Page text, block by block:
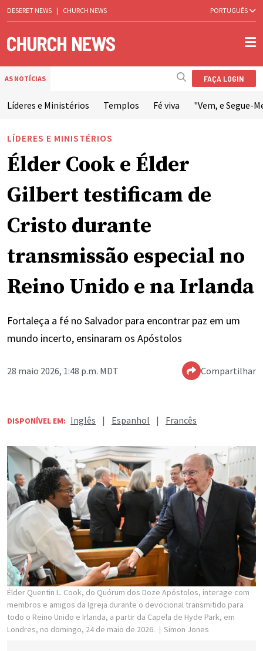
DESERET NEWS | CHURCH NEWS PORTUGUÊS
AS NOTÍCIAS FAÇA LOGIN
Líderes e Ministérios Templos Fé viva "Vem, e Segue-
LÍDERES E MINISTÉRIOS
Élder Cook e Élder
Gilbert testificam de
Cristo durante
transmissão especial no
Reino Unido e na Irlanda
Fortaleça a fé no Salvador para encontrar paz em um
mundo incerto, ensinaram os Apóstolos
28 maio 2026, 1:48 p.m. MDT Compartilhar
DISPONÍVEL EM: Inglês | Espanhol | Francês
Élder Quentin L. Cook, do Quórum dos Doze Apóstolos, interage com
membros e amigos da Igreja durante o devocional transmitido para
todo o Reino Unido e Irlanda, a partir da Capela de Hyde Park, em
Londres, no domingo, 24 de maio de 2026.
Simon Jones